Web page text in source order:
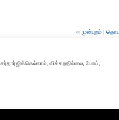
‹‹ முன்புறம் |
விக்கறதில்லை, போய்,